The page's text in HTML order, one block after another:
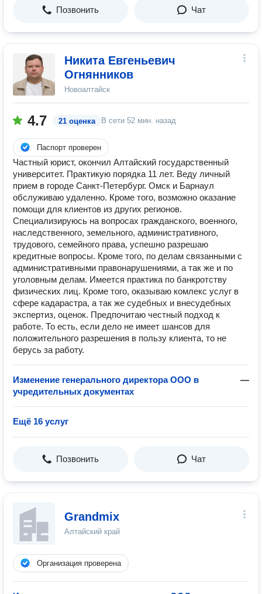
Позвонить Чат
Никита Евгеньевич
Огнянников
Новоалтайск
4.7 21 оценка В сети 52 мин. назад
Паспорт проверен
Частный юрист, окончил Алтайский государственный
университет. Практикую порядка 11 лет. Веду личный
прием в городе Санкт-Петербург. Омск и Барнаул
обслуживаю удаленно. Кроме того, возможно оказание
помощи для клиентов из других регионов.
Специализируюсь на вопросах гражданского, военного,
наследственного, земельного, административного,
трудового, семейного права, успешно разрешаю
кредитные вопросы. Кроме того, по делам связанными с
административными правонарушениями, а так же и по
уголовным делам. Имеется практика по банкротству
физических лиц. Кроме того, оказываю комлекс услуг в
сфере кадарастра, а так же судебных и внесудебных
экспертиз, оценок. Предпочитаю честный подход к
работе. То есть, если дело не имеет шансов для
положительного разрешения в пользу клиента, то не
берусь за работу.
Изменение генерального директора ООО в
учредительных документах
—
Ещё 16 услуг
Позвонить Чат
Grandmix
Алтайский край
Организация проверена